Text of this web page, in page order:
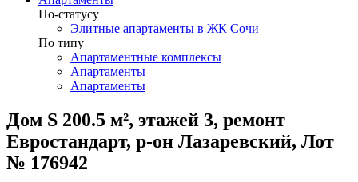
По-статусу
Элитные апартаменты в ЖК Сочи
По типу
Апартаментные комплексы
Апартаменты
Апартаменты
Дом S 200.5 м², этажей 3, ремонт
Евростандарт, р-он Лазаревский, Лот
№ 176942